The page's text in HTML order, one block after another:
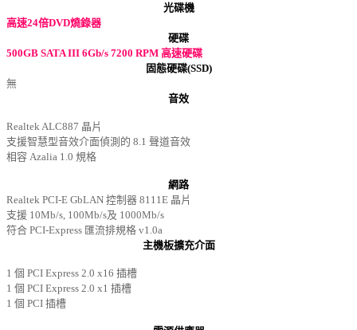
光碟機
高速24倍DVD燒錄器
硬碟
500GB SATA III 6Gb/s 7200 RPM 高速硬碟
固態硬碟(SSD)
無
音效
Realtek ALC887 晶片
支援智慧型音效介面偵測的 8.1 聲道音效
相容 Azalia 1.0 規格
網路
Realtek PCI-E GbLAN 控制器 8111E 晶片
支援 10Mb/s, 100Mb/s及 1000Mb/s
符合 PCI-Express 匯流排規格 v1.0a
主機板擴充介面
1 個 PCI Express 2.0 x16 插槽
1 個 PCI Express 2.0 x1 插槽
1 個 PCI 插槽